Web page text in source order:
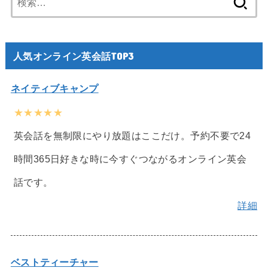
索:
人気オンライン英会話TOP3
ネイティブキャンプ
★★★★★
英会話を無制限にやり放題はここだけ。予約不要で24
時間365日好きな時に今すぐつながるオンライン英会
話です。
詳細
ベストティーチャー